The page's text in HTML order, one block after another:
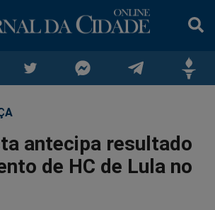
Compartilhar
no
no
no
no
antecipa resultado
de HC de Lula no